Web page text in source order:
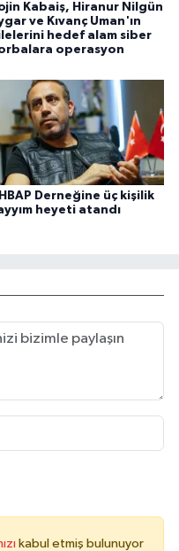
Kabaiş, Hiranur Nilgün
ve Kıvanç Uman'ın
hedef alam siber
operasyon
Derneğine üç kişilik
heyeti atandı
kabul etmiş bulunuyor